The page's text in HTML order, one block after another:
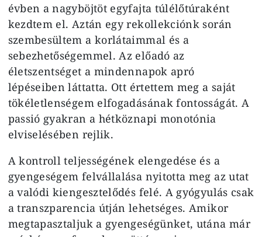
évben a nagyböjtöt egyfajta túlélőtúraként
kezdtem el. Aztán egy rekollekciónk során
szembesültem a korlátaimmal és a
sebezhetőségemmel. Az előadó az
életszentséget a mindennapok apró
lépéseiben láttatta. Ott értettem meg a saját
tökéletlenségem elfogadásának fontosságát. A
passió gyakran a hétköznapi monotónia
elviselésében rejlik.
A kontroll teljességének elengedése és a
gyengeségem felvállalása nyitotta meg az utat
a valódi kiengesztelődés felé. A gyógyulás csak
a transzparencia útján lehetséges. Amikor
megtapasztaljuk a gyengeségünket, utána már